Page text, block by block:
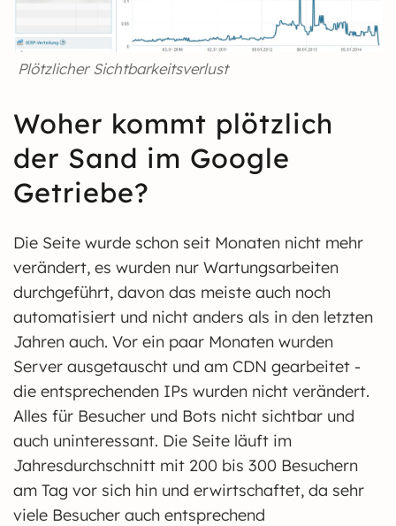
Plötzlicher Sichtbarkeitsverlust
Woher kommt plötzlich
der Sand im Google
Getriebe?
Die Seite wurde schon seit Monaten nicht mehr
verändert, es wurden nur Wartungsarbeiten
durchgeführt, davon das meiste auch noch
automatisiert und nicht anders als in den letzten
Jahren auch. Vor ein paar Monaten wurden
Server ausgetauscht und am CDN gearbeitet -
die entsprechenden IPs wurden nicht verändert.
Alles für Besucher und Bots nicht sichtbar und
auch uninteressant. Die Seite läuft im
Jahresdurchschnitt mit 200 bis 300 Besuchern
am Tag vor sich hin und erwirtschaftet, da sehr
viele Besucher auch entsprechend